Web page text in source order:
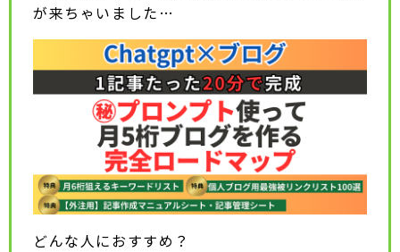
が来ちゃいました…
どんな人におすすめ？